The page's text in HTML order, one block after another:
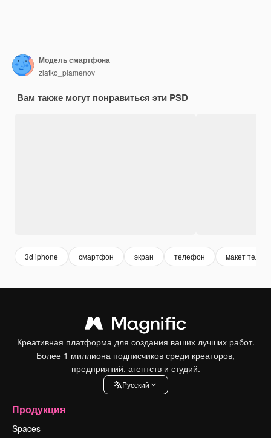
Модель смартфона
zlatko_plamenov
Вам также могут понравиться эти PSD
3d iphone смартфон экран телефон макет
Креативная платформа для создания ваших лучших работ.
Более 1 миллиона подписчиков среди креаторов,
предприятий, агентств и студий.
Pусский
Продукция
Spaces